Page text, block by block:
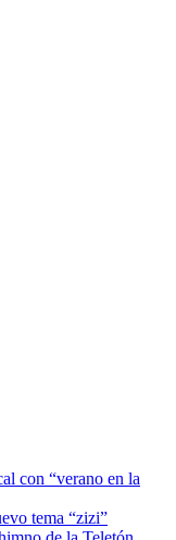
con “verano en la
tema “zizi”